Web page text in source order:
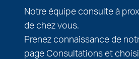
Notre équipe consulte à
de chez vous.
Prenez connaissance de
page Consultations et